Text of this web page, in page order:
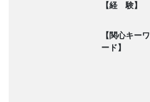
【経 験】
【関心キーワ
ード】